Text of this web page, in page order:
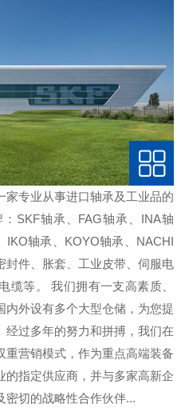
家专业从事进口轴承及工业品的
SKF轴承、FAG轴承、INA轴
IKO轴承、KOYO轴承、NACHI
封件、胀套、工业皮带、伺服电
缆等。 我们拥有一支高素质、
外设有多个大型仓储，为您提
过多年的努力和拼搏，我们在
重营销模式，作为重点高端装备
的指定供应商，并与多家高新企
密切的战略性合作伙伴...